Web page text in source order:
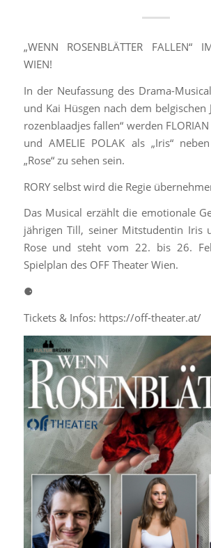
„WENN ROSENBLÄTTER FALLEN“
WIEN!
In der Neufassung des Drama-
und Kai Hüsgen nach dem belgischen
rozenblaadjes fallen“ werden FLORIAN
und AMELIE POLAK als „Iris“
„Rose“ zu sehen sein.
RORY selbst wird die Regie
Das Musical erzählt die emotionale
jährigen Till, seiner Mitstudentin Iris
Rose und steht vom 22. bis 26.
Spielplan des OFF Theater Wien.
⚈
Tickets & Infos: https://off-theater.at/